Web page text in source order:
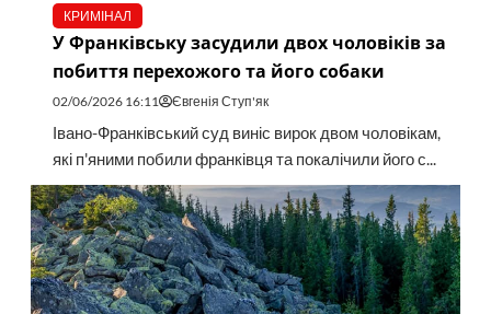
КРИМІНАЛ
У Франківську засудили двох чоловіків за
побиття перехожого та його собаки
02/06/2026 16:11 Євгенія Ступ'як
Івано-Франківський суд виніс вирок двом чоловікам,
які п'яними побили франківця та покалічили його с...